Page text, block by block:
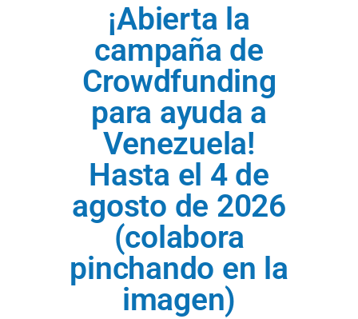
¡Abierta la
campaña de
Crowdfunding
para ayuda a
Venezuela!
Hasta el 4 de
agosto de 2026
(colabora
pinchando en la
imagen)